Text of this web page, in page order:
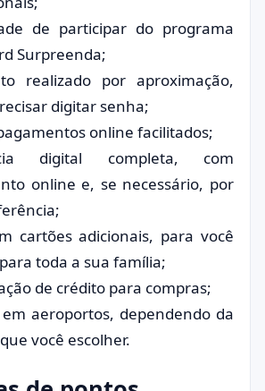
de participar do programa
Surpreenda;
realizado por aproximação,
digitar senha;
online facilitados;
digital completa, com
online e, se necessário, por
cartões adicionais, para você
toda a sua família;
de crédito para compras;
em aeroportos, dependendo da
você escolher.